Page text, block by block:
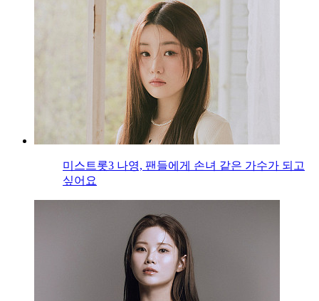
미스트롯3 나영, 팬들에게 손녀 같은 가수가 되고
싶어요